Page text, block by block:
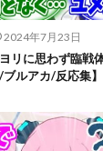
2024年7月23日
リに思わず臨戦
ルアカ/反応集】